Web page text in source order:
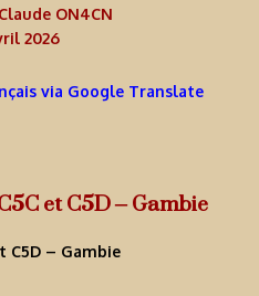
Claude ON4CN
2026
via Google Translate
et C5D – Gambie